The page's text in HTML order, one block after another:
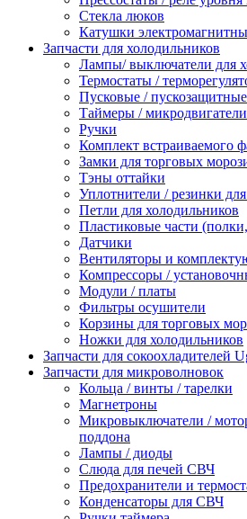
Стекла люков
Катушки
Запчасти для холодильников
Лампы/ выключатели для
Термостаты /
Пусковые /
Таймеры / микродвигатели
Ручки
Комплект встраиваемого
Замки для торговых
Тэны оттайки
Уплотнители / резинки
Петли для холодильников
Пластиковые части
Датчики
Вентиляторы и
Компрессоры /
Модули / платы
Фильтры осушители
Корзины для торговых
Ножки для холодильников
Запчасти для сокоохладителей
Запчасти для микроволновок
Кольца / винты / тарелки
Магнетроны
Микровыключатели /
поддона
Лампы / диоды
Слюда для печей СВЧ
Предохранители и
Конденсаторы для СВЧ